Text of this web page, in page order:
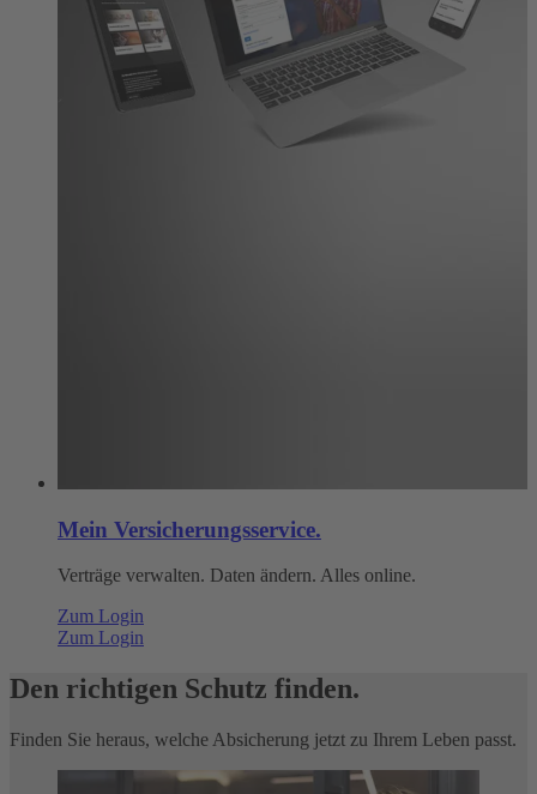
Mein Versicherungsservice.
Verträge verwalten. Daten ändern. Alles online.
Zum Login
Zum Login
Den richtigen Schutz finden.
Finden Sie heraus, welche Absicherung jetzt zu Ihrem Leben passt.